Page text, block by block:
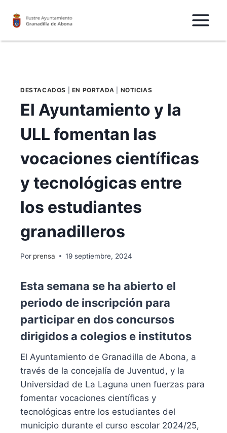
DESTACADOS EN PORTADA NOTICIAS
El Ayuntamiento y la
ULL fomentan las
vocaciones científicas
y tecnológicas entre
los estudiantes
granadilleros
Por prensa 19 septiembre, 2024
Esta semana se ha abierto el
periodo de inscripción para
participar en dos concursos
dirigidos a colegios e institutos
El Ayuntamiento de Granadilla de Abona, a
través de la concejalía de Juventud, y la
Universidad de La Laguna unen fuerzas para
fomentar vocaciones científicas y
tecnológicas entre los estudiantes del
municipio durante el curso escolar 2024/25,